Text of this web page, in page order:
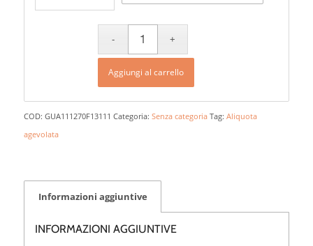
Aggiungi al carrello
COD: GUA111270F13111 Categoria: Senza categoria Tag: Aliquota
agevolata
Informazioni aggiuntive
INFORMAZIONI AGGIUNTIVE